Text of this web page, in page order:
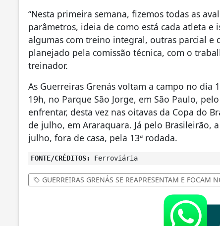
“Nesta primeira semana, fizemos todas as
parâmetros, ideia de como está cada atleta
algumas com treino integral, outras parcial e
planejado pela comissão técnica, com o
treinador.
As Guerreiras Grenás voltam a campo no
19h, no Parque São Jorge, em São Paulo,
enfrentar, desta vez nas oitavas da Copa do
de julho, em Araraquara. Já pelo Brasileirão,
julho, fora de casa, pela 13ª rodada.
FONTE/CRÉDITOS: Ferroviária
GUERREIRAS GRENÁS SE REAPRESENTAM E FOCAM